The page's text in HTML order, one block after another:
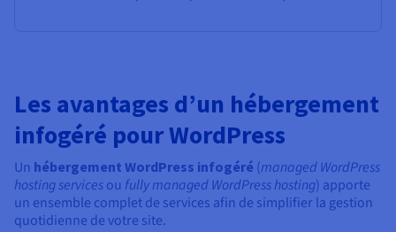
Les avantages d’un hébergement
infogéré pour WordPress
Un hébergement WordPress infogéré (managed WordPress
hosting servicesou fully managed WordPress hosting) apporte
un ensemble complet de services afin de simplifier la gestion
quotidienne de votre site.